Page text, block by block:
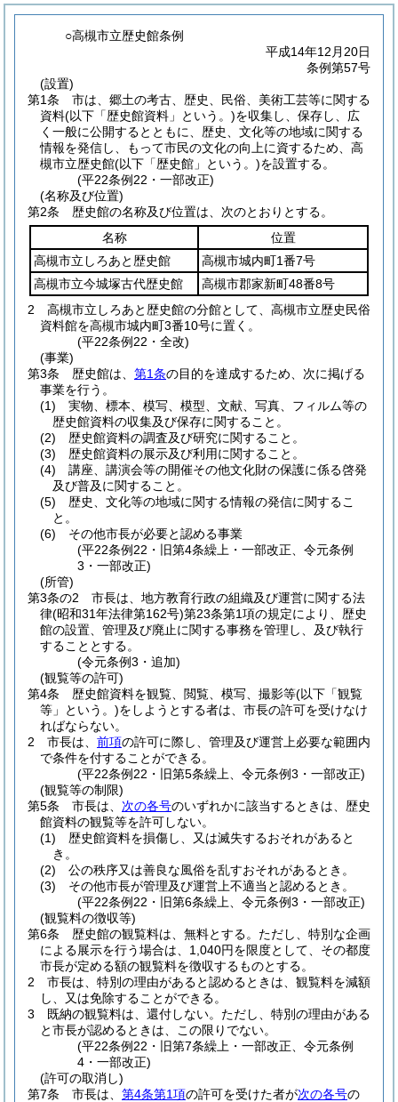
○高槻市立歴史館条例
平成14年12月20日
条例第57号
(設置)
第1条
市は、郷土の考古、歴史、民俗、美術工芸等に関する
資料(以下「歴史館資料」という。)を収集し、保存し、広
く一般に公開するとともに、歴史、文化等の地域に関する
情報を発信し、もって市民の文化の向上に資するため、高
槻市立歴史館(以下「歴史館」という。)を設置する。
(平22条例22・一部改正)
(名称及び位置)
第2条
歴史館の名称及び位置は、次のとおりとする。
名称
位置
高槻市立しろあと歴史館
高槻市城内町1番7号
高槻市立今城塚古代歴史館
高槻市郡家新町48番8号
2
高槻市立しろあと歴史館の分館として、高槻市立歴史民俗
資料館を高槻市城内町3番10号に置く。
(平22条例22・全改)
(事業)
第3条
歴史館は、 第1条の目的を達成するため、次に掲げる
事業を行う。
(1)
実物、標本、模写、模型、文献、写真、フィルム等の
歴史館資料の収集及び保存に関すること。
(2)
歴史館資料の調査及び研究に関すること。
(3)
歴史館資料の展示及び利用に関すること。
(4)
講座、講演会等の開催その他文化財の保護に係る啓発
及び普及に関すること。
(5)
歴史、文化等の地域に関する情報の発信に関するこ
と。
(6)
その他市長が必要と認める事業
(平22条例22・旧第4条繰上・一部改正、令元条例
3・一部改正)
(所管)
第3条の2
市長は、地方教育行政の組織及び運営に関する法
律(昭和31年法律第162号)第23条第1項の規定により、歴史
館の設置、管理及び廃止に関する事務を管理し、及び執行
することとする。
(令元条例3・追加)
(観覧等の許可)
第4条
歴史館資料を観覧、閲覧、模写、撮影等(以下「観覧
等」という。)をしようとする者は、市長の許可を受けなけ
ればならない。
2
市長は、 前項の許可に際し、管理及び運営上必要な範囲内
で条件を付することができる。
(平22条例22・旧第5条繰上、令元条例3・一部改正)
(観覧等の制限)
第5条
市長は、 次の各号のいずれかに該当するときは、歴史
館資料の観覧等を許可しない。
(1)
歴史館資料を損傷し、又は滅失するおそれがあると
き。
(2)
公の秩序又は善良な風俗を乱すおそれがあるとき。
(3)
その他市長が管理及び運営上不適当と認めるとき。
(平22条例22・旧第6条繰上、令元条例3・一部改正)
(観覧料の徴収等)
第6条
歴史館の観覧料は、無料とする。 ただし、特別な企画
による展示を行う場合は、1,040円を限度として、その都度
市長が定める額の観覧料を徴収するものとする。
2
市長は、特別の理由があると認めるときは、観覧料を減額
し、又は免除することができる。
3
既納の観覧料は、還付しない。 ただし、特別の理由がある
と市長が認めるときは、この限りでない。
(平22条例22・旧第7条繰上・一部改正、令元条例
4・一部改正)
(許可の取消し)
第7条
市長は、 第4条第1項の許可を受けた者が次の各号の